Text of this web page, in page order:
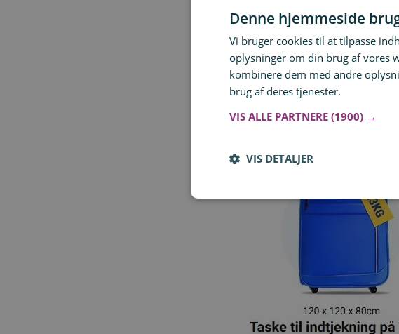
Denne hjemmeside
Vi bruger cookies til at tilpasse
oplysninger om din brug af vores
kombinere dem med andre
brug af deres tjenester.
VIS ALLE PARTNERE (1900) →
VIS DETALJER